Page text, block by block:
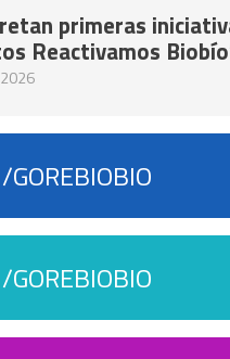
primeras
Reactivamos
/GOREBIOBIO
/GOREBIOBIO